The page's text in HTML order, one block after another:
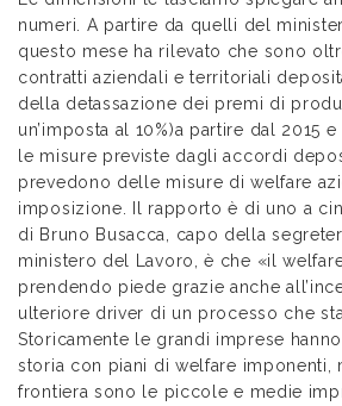
numeri. A partire da quelli del
questo mese ha rilevato che sono
contratti aziendali e territoriali
della detassazione dei premi di
un’imposta al 10%)a partire dal 2015
le misure previste dagli accordi
prevedono delle misure di welfare
imposizione. Il rapporto è di uno a
di Bruno Busacca, capo della
ministero del Lavoro, è che «il
prendendo piede grazie anche
ulteriore driver di un processo che sta
Storicamente le grandi imprese
storia con piani di welfare imponenti,
frontiera sono le piccole e medie